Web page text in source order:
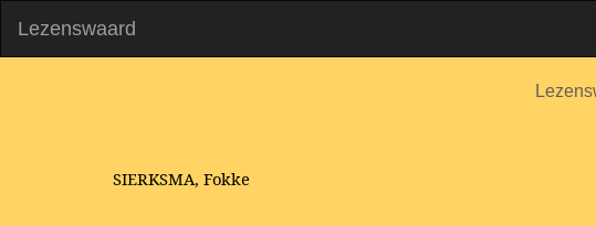
Lezenswaard
SIERKSMA, Fokke